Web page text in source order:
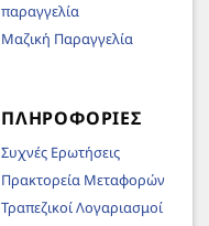
παραγγελία
Μαζική Παραγγελία
ΠΛΗΡΟΦΟΡΊΕΣ
Συχνές Ερωτήσεις
Πρακτορεία Μεταφορών
Τραπεζικοί Λογαριασμοί